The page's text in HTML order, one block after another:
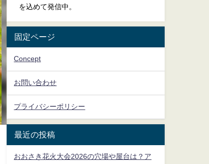
を込めて発信中。
固定ページ
Concept
お問い合わせ
プライバシーポリシー
最近の投稿
おおさき花火大会2026の穴場や屋台は？ア